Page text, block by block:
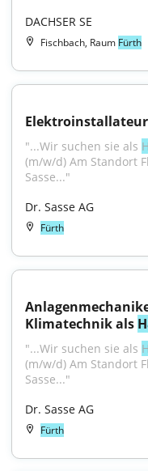
DACHSER SE
Fischbach, Raum Fürth
"...Wir suchen sie als
(m/w/d) Am Standort
Sasse..."
Dr. Sasse AG
Fürth
Klimatechnik als
"...Wir suchen sie als
(m/w/d) Am Standort
Sasse..."
Dr. Sasse AG
Fürth